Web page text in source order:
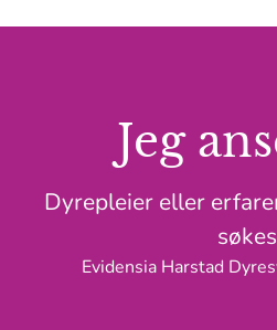
Jeg
Dyrepleier eller
søkes
Evidensia Harstad